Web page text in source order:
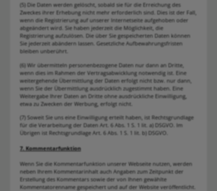
(5) Die Daten werden gelöscht, sobald sie für die Erreichung des
Zweckes ihrer Erhebung nicht mehr erforderlich sind. Dies ist der Fall,
wenn die Registrierung auf unserer Internetseite aufgehoben oder
abgeändert wird. Sie haben jederzeit die Möglichkeit, die
Registrierung aufzulösen. Die über Sie gespeicherten Daten können
Sie jederzeit abändern lassen. Gesetzliche Aufbewahrungsfristen
bleiben unberührt.
(6) Wir übermitteln personenbezogene Daten nur dann an Dritte,
wenn dies im Rahmen der Vertragsabwicklung notwendig ist. Eine
weitergehende Übermittlung der Daten erfolgt nicht bzw. nur dann,
wenn Sie der Übermittlung ausdrücklich zugestimmt haben. Eine
Weitergabe Ihrer Daten an Dritte ohne ausdrückliche Einwilligung,
etwa zu Zwecken der Werbung, erfolgt nicht.
(7) Soweit Sie uns eine Einwilligung erteilt haben, ist Rechtsgrundlage
für die Verarbeitung der Daten Art. 6 Abs. 1 S. 1 lit. a) DSGVO. Im
Übrigen ist Rechtsgrundlage Art. 6 Abs. 1 S. 1 lit. b) DSGVO.
7. Kommentarfunktion
Wenn Sie die Kommentarfunktion unserer Webseite nutzen, werden
neben Ihrem Kommentarinhalt auch Angaben zum Zeitpunkt der
Erstellung des Kommentars sowie der von Ihnen gewählte
Kommentatorenname gespeichert und auf der Website veröffentlicht.